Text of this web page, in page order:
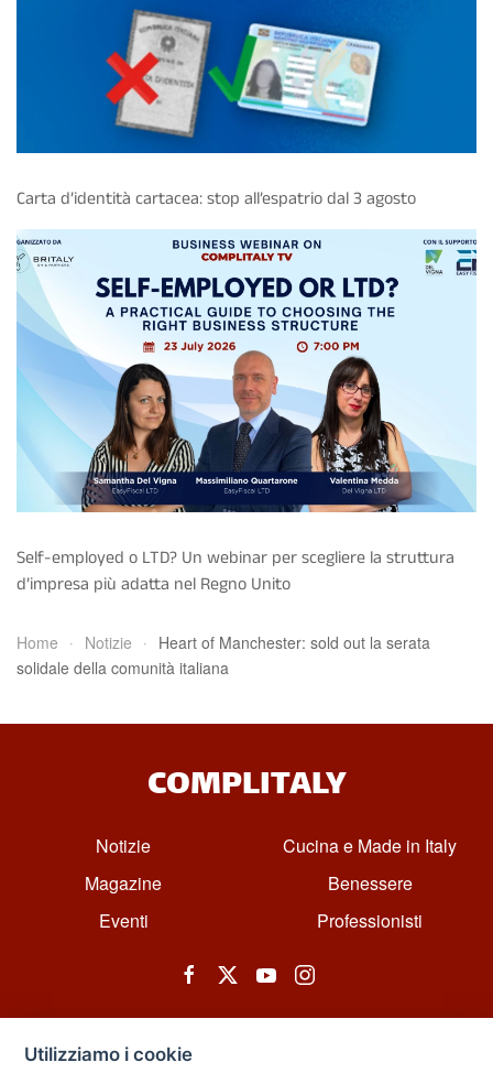
Carta d’identità cartacea: stop all’espatrio dal 3 agosto
Self-employed o LTD? Un webinar per scegliere la struttura
d’impresa più adatta nel Regno Unito
Home Notizie
Heart of Manchester: sold out la serata
solidale della comunità italiana
COMPLITALY
Notizie
Magazine
Eventi
Cucina e Made in Italy
Benessere
Professionisti
Utilizziamo i cookie